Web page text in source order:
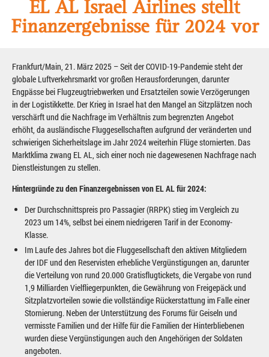
EL AL Israel Airlines stellt
Finanzergebnisse für 2024 vor
Frankfurt/Main, 21. März 2025 – Seit der COVID-19-Pandemie steht der
globale Luftverkehrsmarkt vor großen Herausforderungen, darunter
Engpässe bei Flugzeugtriebwerken und Ersatzteilen sowie Verzögerungen
in der Logistikkette. Der Krieg in Israel hat den Mangel an Sitzplätzen noch
verschärft und die Nachfrage im Verhältnis zum begrenzten Angebot
erhöht, da ausländische Fluggesellschaften aufgrund der veränderten und
schwierigen Sicherheitslage im Jahr 2024 weiterhin Flüge stornierten. Das
Marktklima zwang EL AL, sich einer noch nie dagewesenen Nachfrage nach
Dienstleistungen zu stellen.
Hintergründe zu den Finanzergebnissen von EL AL für 2024:
Der Durchschnittspreis pro Passagier (RRPK) stieg im Vergleich zu
2023 um 14%, selbst bei einem niedrigeren Tarif in der Economy-
Klasse.
Im Laufe des Jahres bot die Fluggesellschaft den aktiven Mitgliedern
der IDF und den Reservisten erhebliche Vergünstigungen an, darunter
die Verteilung von rund 20.000 Gratisflugtickets, die Vergabe von rund
1,9 Milliarden Vielfliegerpunkten, die Gewährung von Freigepäck und
Sitzplatzvorteilen sowie die vollständige Rückerstattung im Falle einer
Stornierung. Neben der Unterstützung des Forums für Geiseln und
vermisste Familien und der Hilfe für die Familien der Hinterbliebenen
wurden diese Vergünstigungen auch den Angehörigen der Soldaten
angeboten.